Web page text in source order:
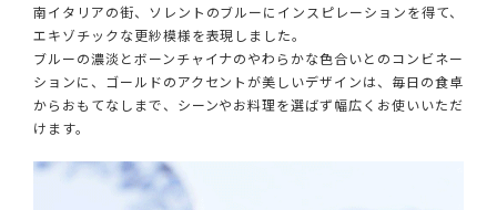
南イタリアの街、ソレントのブルーにインスピレーションを得て、
エキゾチックな更紗模様を表現しました。
ブルーの濃淡とボーンチャイナのやわらかな色合いとのコンビネー
ションに、ゴールドのアクセントが美しいデザインは、毎日の食卓
からおもてなしまで、シーンやお料理を選ばず幅広くお使いいただ
けます。